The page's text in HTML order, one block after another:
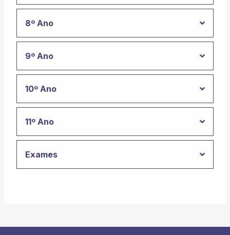
8º Ano
9º Ano
10º Ano
11º Ano
Exames